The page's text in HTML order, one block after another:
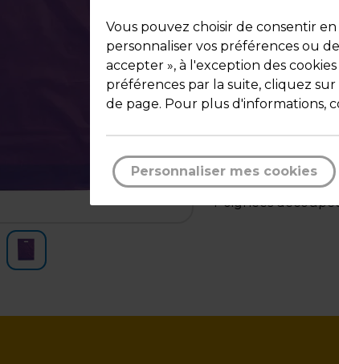
Dimensions : 50 + 5
Poids : 3,10 kg
Description
Poignées
Vous pouvez choisir de consentir
personnaliser vos préférences ou
accepter », à l'exception des
préférences par la suite, cliquez sur
de page. Pour plus d'informations,
Personnaliser mes cookies